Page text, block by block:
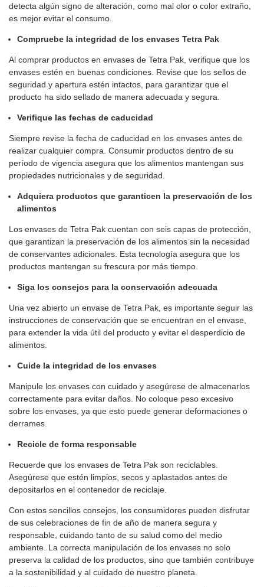
detecta algún signo de alteración, como mal olor o color extraño,
es mejor evitar el consumo.
Compruebe la integridad de los envases Tetra Pak
Al comprar productos en envases de Tetra Pak, verifique que los
envases estén en buenas condiciones. Revise que los sellos de
seguridad y apertura estén intactos, para garantizar que el
producto ha sido sellado de manera adecuada y segura.
Verifique las fechas de caducidad
Siempre revise la fecha de caducidad en los envases antes de
realizar cualquier compra. Consumir productos dentro de su
período de vigencia asegura que los alimentos mantengan sus
propiedades nutricionales y de seguridad.
Adquiera productos que garanticen la preservación de los
alimentos
Los envases de Tetra Pak cuentan con seis capas de protección,
que garantizan la preservación de los alimentos sin la necesidad
de conservantes adicionales. Esta tecnología asegura que los
productos mantengan su frescura por más tiempo.
Siga los consejos para la conservación adecuada
Una vez abierto un envase de Tetra Pak, es importante seguir las
instrucciones de conservación que se encuentran en el envase,
para extender la vida útil del producto y evitar el desperdicio de
alimentos.
Cuide la integridad de los envases
Manipule los envases con cuidado y asegúrese de almacenarlos
correctamente para evitar daños. No coloque peso excesivo
sobre los envases, ya que esto puede generar deformaciones o
derrames.
Recicle de forma responsable
Recuerde que los envases de Tetra Pak son reciclables.
Asegúrese que estén limpios, secos y aplastados antes de
depositarlos en el contenedor de reciclaje.
Con estos sencillos consejos, los consumidores pueden disfrutar
de sus celebraciones de fin de año de manera segura y
responsable, cuidando tanto de su salud como del medio
ambiente. La correcta manipulación de los envases no solo
preserva la calidad de los productos, sino que también contribuye
a la sostenibilidad y al cuidado de nuestro planeta.